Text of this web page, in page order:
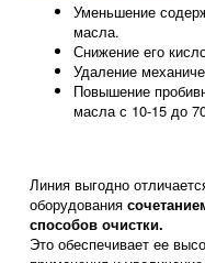
Уменьшение
масла.
Снижение его
Удаление
Повышение
масла с 10-15 до
Линия выгодно
оборудования
способов очистки.
Это обеспечивает ее